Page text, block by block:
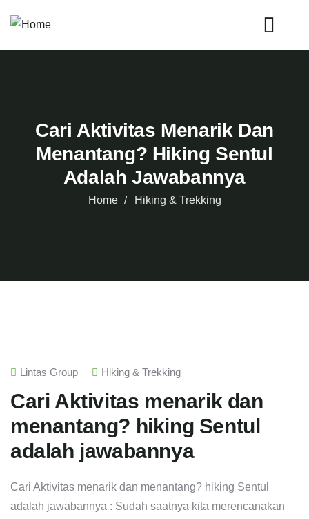
Cari Aktivitas Menarik Dan
Menantang? Hiking Sentul
Adalah Jawabannya
Home Hiking & Trekking
Lintas Group Hiking & Trekking
Cari Aktivitas menarik dan
menantang? hiking Sentul
adalah jawabannya
Cari Aktivitas menarik dan menantang? hiking Sentul
adalah jawabannya : Sudah saatnya kita merencanakan